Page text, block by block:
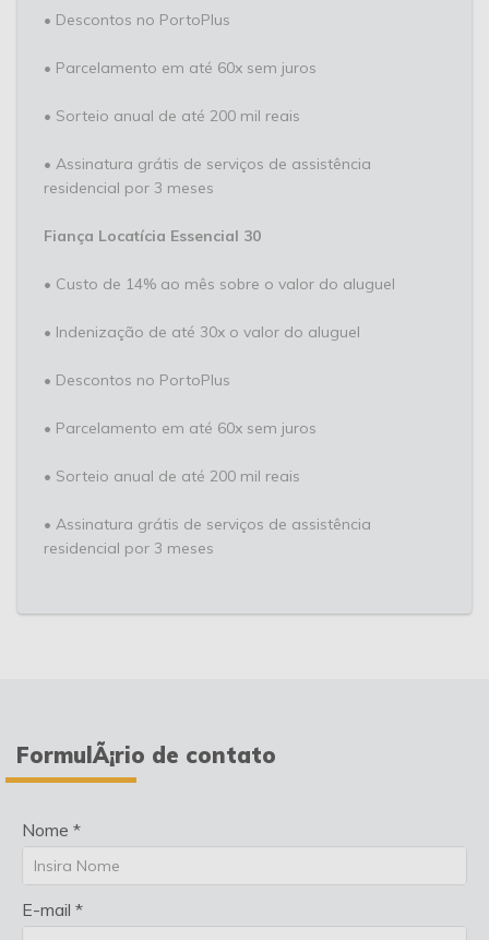
• Descontos no PortoPlus
• Parcelamento em até 60x sem juros
• Sorteio anual de até 200 mil reais
• Assinatura grátis de serviços de assistência
residencial por 3 meses
Fiança Locatícia Essencial 30
• Custo de 14% ao mês sobre o valor do aluguel
• Indenização de até 30x o valor do aluguel
• Descontos no PortoPlus
• Parcelamento em até 60x sem juros
• Sorteio anual de até 200 mil reais
• Assinatura grátis de serviços de assistência
residencial por 3 meses
FormulÃ¡rio de contato
Nome *
E-mail *